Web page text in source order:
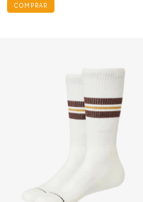
COMPRAR